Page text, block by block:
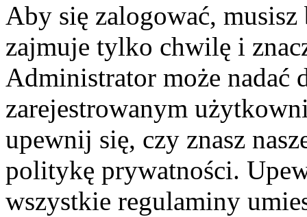
Aby się zalogować,
zajmuje tylko chwilę i
Administrator może nadać
zarejestrowanym
upewnij się, czy znasz
politykę prywatności.
wszystkie regulaminy